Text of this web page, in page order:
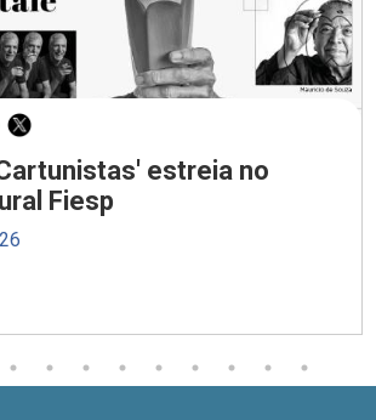
estreia no
Fiesp